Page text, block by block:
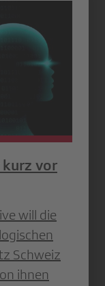
kurz vor
will die
Schweiz
ihnen